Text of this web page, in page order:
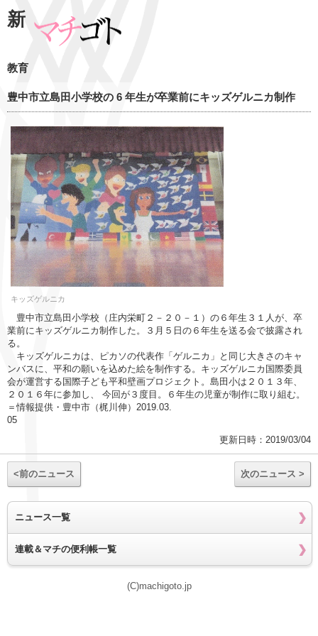
新
教育
豊中市立島田小学校の 6 年生が卒業前にキッズゲルニカ制作
キッズゲルニカ
豊中市立島田小学校（庄内栄町２－２０－１）の６年生３１人が、卒
業前にキッズゲルニカ制作した。３月５日の６年生を送る会で披露され
る。
キッズゲルニカは、ピカソの代表作「ゲルニカ」と同じ大きさのキャ
ンバスに、平和の願いを込めた絵を制作する。キッズゲルニカ国際委員
会が運営する国際子ども平和壁画プロジェクト。島田小は２０１３年、
２０１６年に参加し、 今回が３度目。６年生の児童が制作に取り組む。
＝情報提供・豊中市（梶川伸）2019.03.
05
更新日時：2019/03/04
<前のニュース 次のニュース >
ニュース一覧
連載＆マチの便利帳一覧
(C)machigoto.jp